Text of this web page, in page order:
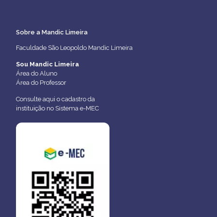
Sobre a Mandic Limeira
Faculdade São Leopoldo Mandic Limeira
Sou Mandic Limeira
Área do Aluno
Área do Professor
Consulte aqui o cadastro da
instituição no Sistema e-MEC